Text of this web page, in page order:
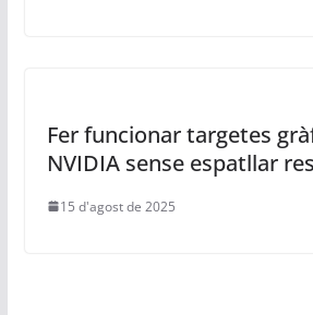
Fer funcionar targetes
NVIDIA sense espatllar res
15 d'agost de 2025